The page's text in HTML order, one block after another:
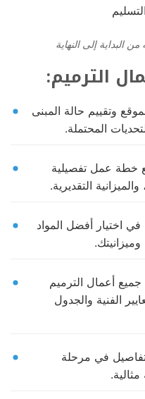
البداية إلى النهاية
وتقييم حالة المبنى
المحتملة.
خطة عمل تفصيلية
التقديرية.
اختيار أفضل المواد
جميع أعمال الترميم
الفنية والجدول
في مرحلة